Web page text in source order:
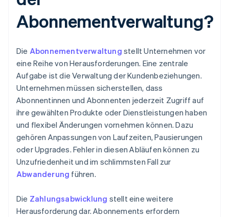
Abonnementverwaltung?
Die Abonnementverwaltung stellt Unternehmen vor
eine Reihe von Herausforderungen. Eine zentrale
Aufgabe ist die Verwaltung der Kundenbeziehungen.
Unternehmen müssen sicherstellen, dass
Abonnentinnen und Abonnenten jederzeit Zugriff auf
ihre gewählten Produkte oder Dienstleistungen haben
und flexibel Änderungen vornehmen können. Dazu
gehören Anpassungen von Laufzeiten, Pausierungen
oder Upgrades. Fehler in diesen Abläufen können zu
Unzufriedenheit und im schlimmsten Fall zur
Abwanderung führen.
Die Zahlungsabwicklung stellt eine weitere
Herausforderung dar. Abonnements erfordern